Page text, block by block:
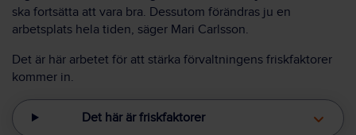
ska fortsätta att vara bra. Dessutom förändras ju en
arbetsplats hela tiden, säger Mari Carlsson.
Det är här arbetet för att stärka förvaltningens friskfaktorer
kommer in.
Det här är friskfaktorer